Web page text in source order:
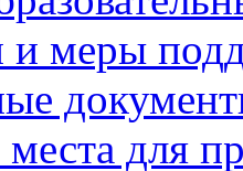
и меры
для